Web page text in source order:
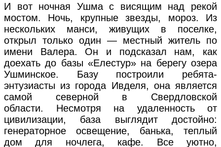
И вот ночная Ушма с висящим над рекой
мостом. Ночь, крупные звезды, мороз. Из
нескольких манси, живущих в поселке,
открыл только один — местный житель по
имени Валера. Он и подсказал нам, как
доехать до базы «Елестур» на берегу озера
Ушминское. Базу построили ребята-
энтузиасты из города Ивделя, она является
самой северной в Свердловской
области. Несмотря на удаленность от
цивилизации, база выглядит достойно:
генераторное освещение, банька, теплый
дом для ночлега, кафе. Все уютно,